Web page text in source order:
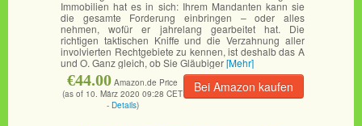
Immobilien hat es in sich: Ihrem Mandanten kann sie
die gesamte Forderung einbringen – oder alles
nehmen, wofür er jahrelang gearbeitet hat. Die
richtigen taktischen Kniffe und die Verzahnung aller
involvierten Rechtgebiete zu kennen, ist deshalb das A
und O. Ganz gleich, ob Sie Gläubiger[Mehr]
Bei Amazon kaufen
€44.00 Amazon.de Price
(as of 10. März 2020 09:28 CET
- Details)